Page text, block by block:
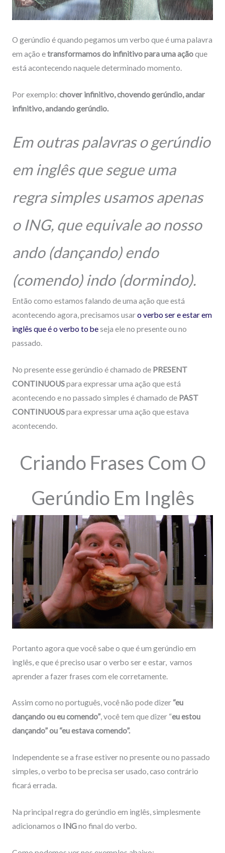
O gerúndio é quando pegamos um verbo que é uma palavra
em ação etransformamos do infinitivo para uma açãoque
está acontecendo naquele determinado momento.
Por exemplo: chover infinitivo, chovendo gerúndio, andar
infinitivo, andando gerúndio.
Em outras palavras o gerúndio
em inglês que segue uma
regra simples usamos apenas
o ING, que equivale ao nosso
ando (dançando) endo
(comendo) indo (dormindo).
Então como estamos falando de uma ação que está
acontecendo agora, precisamos usaro verbo ser e estar em
inglês que é o verbo to beseja ele no presente ou no
passado.
No presente esse gerúndio é chamado de PRESENT
CONTINUOUSpara expressar uma ação que está
acontecendo e no passado simples é chamado de PAST
CONTINUOUSpara expressar uma ação que estava
acontecendo.
Criando Frases Com O
Gerúndio Em Inglês
Portanto agora que você sabe o que é um gerúndio em
inglês, e que é preciso usar o verbo ser e estar, vamos
aprender a fazer frases com ele corretamente.
Assim como no português, você não pode dizer “eu
dançando ou eu comendo”, você tem que dizer “eu estou
dançando” ou “eu estava comendo”.
Independente se a frase estiver no presente ou no passado
simples, o verbo to be precisa ser usado, caso contrário
ficará errada.
Na principal regra do gerúndio em inglês, simplesmente
adicionamos o INGno final do verbo.